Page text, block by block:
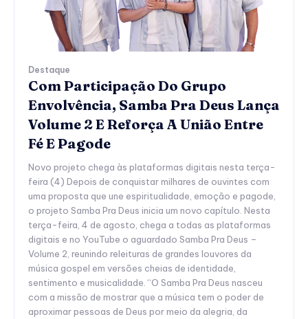
Destaque
Com Participação Do Grupo
Envolvência, Samba Pra Deus Lança
Volume 2 E Reforça A União Entre
Fé E Pagode
Novo projeto chega às plataformas digitais nesta terça-
feira (4) Depois de conquistar milhares de ouvintes com
uma proposta que une espiritualidade, emoção e pagode,
o projeto Samba Pra Deus inicia um novo capítulo. Nesta
terça-feira, 4 de agosto, chega a todas as plataformas
digitais e no YouTube o aguardado Samba Pra Deus –
Volume 2, reunindo releituras de grandes louvores da
música gospel em versões cheias de identidade,
sentimento e musicalidade. “O Samba Pra Deus nasceu
com a missão de mostrar que a música tem o poder de
aproximar pessoas de Deus por meio da alegria, da